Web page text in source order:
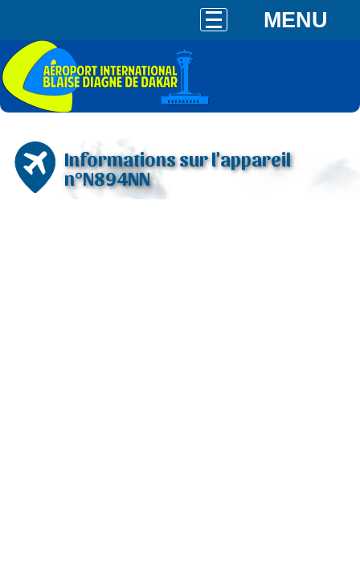
MENU
Informations sur l'appareil
n°N894NN